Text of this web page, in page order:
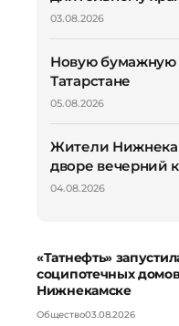
03.08.2026
Новую бумажную
Татарстане
05.08.2026
Жители
дворе вечерний
04.08.2026
«Татнефть»
соципотечных
Нижнекамске
Общество03.08.2026